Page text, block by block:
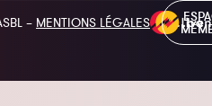
– MENTIONS LÉGALES